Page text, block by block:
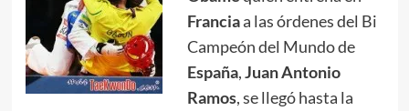
Franciaa las órdenes del Bi
Campeón del Mundo de
España,Juan Antonio
Ramos, se llegó hasta la